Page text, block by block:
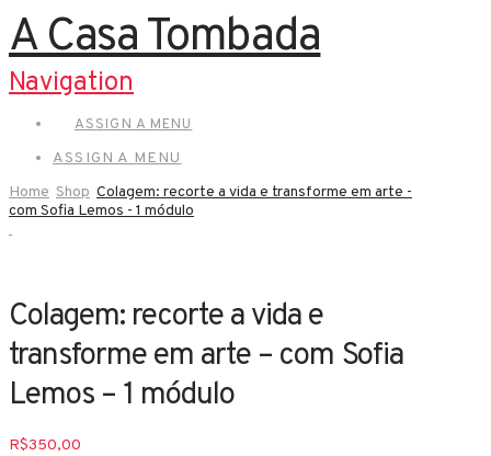
A Casa Tombada
Navigation
ASSIGN A MENU
ASSIGN A MENU
Home Shop Colagem: recorte a vida e transforme em arte -
com Sofia Lemos - 1 módulo
Colagem: recorte a vida e
transforme em arte – com Sofia
Lemos – 1 módulo
R$350,00